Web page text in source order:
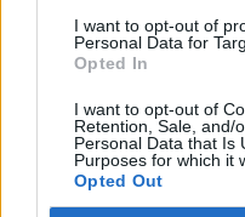
I want to opt-out of
Personal Data for
Opted In
I want to opt-out of
Retention, Sale, and/
Personal Data that Is
Purposes for which it
Opted Out